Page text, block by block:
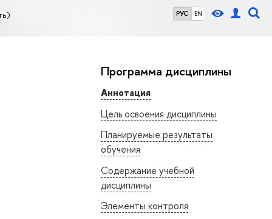
РУС EN
Программа дисциплины
Аннотация
Цель освоения дисциплины
Планируемые результаты
обучения
Содержание учебной
дисциплины
Элементы контроля